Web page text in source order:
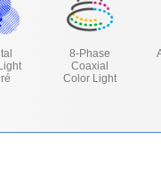
8-Phase
Coaxial
Color Light